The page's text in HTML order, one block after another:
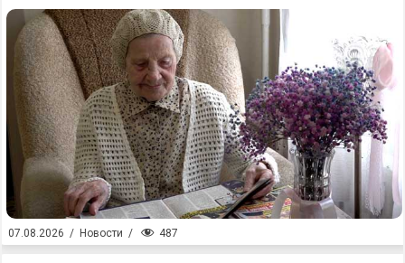
07.08.2026 / Новости / 487